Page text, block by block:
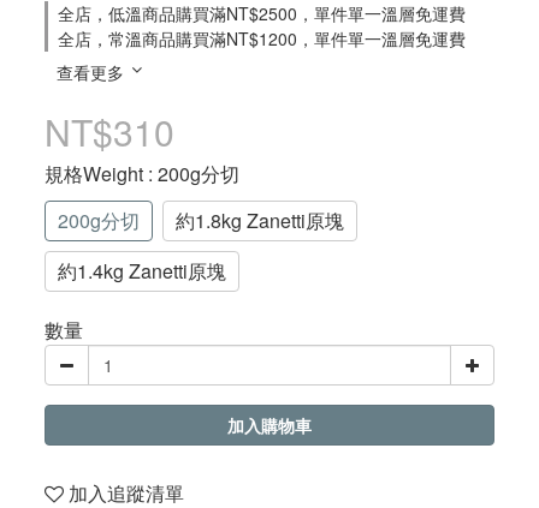
全店，低溫商品購買滿NT$2500，單件單一溫層免運費
全店，常溫商品購買滿NT$1200，單件單一溫層免運費
查看更多
NT$310
規格Weight : 200g分切
200g分切
約1.8kg Zanetti原塊
約1.4kg Zanetti原塊
數量
加入購物車
加入追蹤清單